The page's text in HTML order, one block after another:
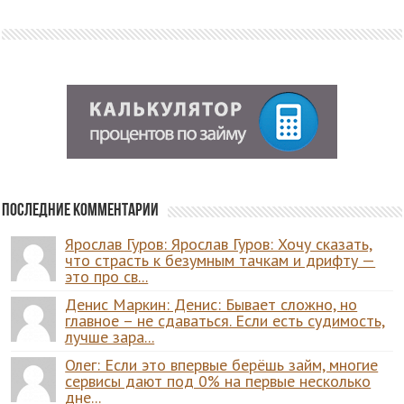
Последние комментарии
Ярослав Гуров: Ярослав Гуров: Хочу сказать,
что страсть к безумным тачкам и дрифту —
это про св...
Денис Маркин: Денис: Бывает сложно, но
главное – не сдаваться. Если есть судимость,
лучше зара...
Олег: Если это впервые берёшь займ, многие
сервисы дают под 0% на первые несколько
дне...